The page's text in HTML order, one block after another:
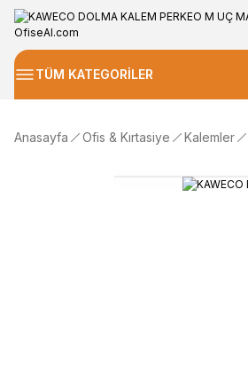
TÜM KATEGORİLER
Anasayfa Ofis & Kırtasiye Kalemler